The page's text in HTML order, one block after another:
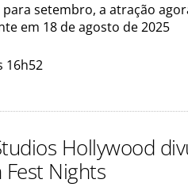
setembro, a atração
em 18 de agosto de 2025
16h52
Hollywood
Nights